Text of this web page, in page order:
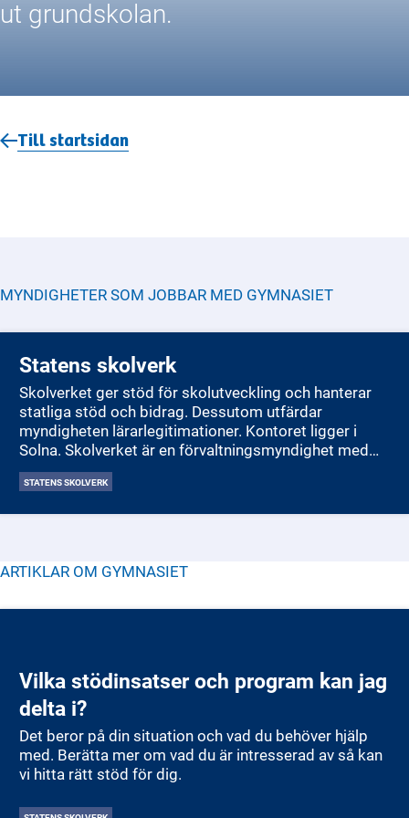
ut grundskolan.
Till startsidan
MYNDIGHETER SOM JOBBAR MED GYMNASIET
Statens skolverk
Skolverket ger stöd för skolutveckling och hanterar
statliga stöd och bidrag. Dessutom utfärdar
myndigheten lärarlegitimationer. Kontoret ligger i
Solna. Skolverket är en förvaltningsmyndighet med
ansvar för att styra och stödja den svenska förskolan,
skolan och vuxenutbildningen. Målet är att alla barn
STATENS SKOLVERK
ARTIKLAR OM GYMNASIET
Vilka stödinsatser och program kan jag
delta i?
Det beror på din situation och vad du behöver hjälp
med. Berätta mer om vad du är intresserad av så kan
vi hitta rätt stöd för dig.